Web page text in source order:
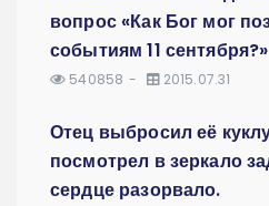
вопрос «Как Бог мог
событиям 11 сентября?»
540858 2015.07.31
Отец выбросил её
посмотрел в зеркало
сердце разорвало.